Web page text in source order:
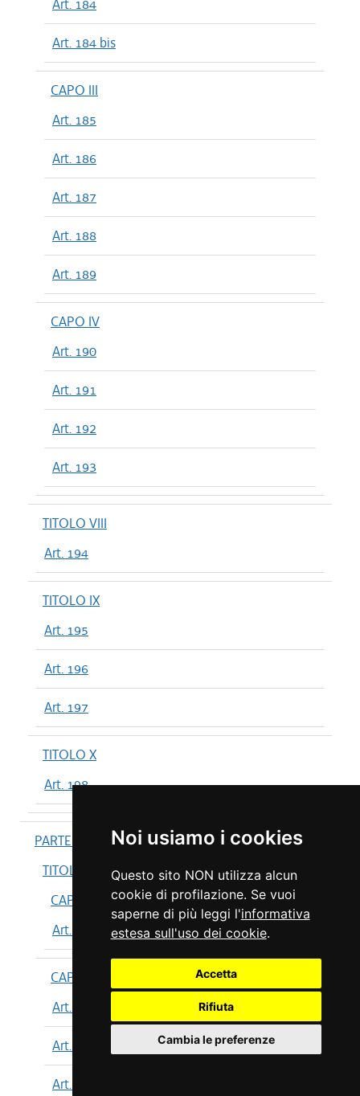
Noi usiamo i cookies
Questo sito NON utilizza alcun
cookie di profilazione. Se vuoi
saperne di più leggi l'informativa
estesa sull'uso dei cookie.
Accetta
Rifiuta
Cambia le preferenze
Art. 184
Art. 184 bis
CAPO III
Art. 185
Art. 186
Art. 187
Art. 188
Art. 189
CAPO IV
Art. 190
Art. 191
Art. 192
Art. 193
TITOLO VIII
Art. 194
TITOLO IX
Art. 195
Art. 196
Art. 197
TITOLO X
Art. 198
PARTE IV
TITOLO I
CAPO I
Art. 199
CAPO II
Art. 200
Art. 201
Art. 202